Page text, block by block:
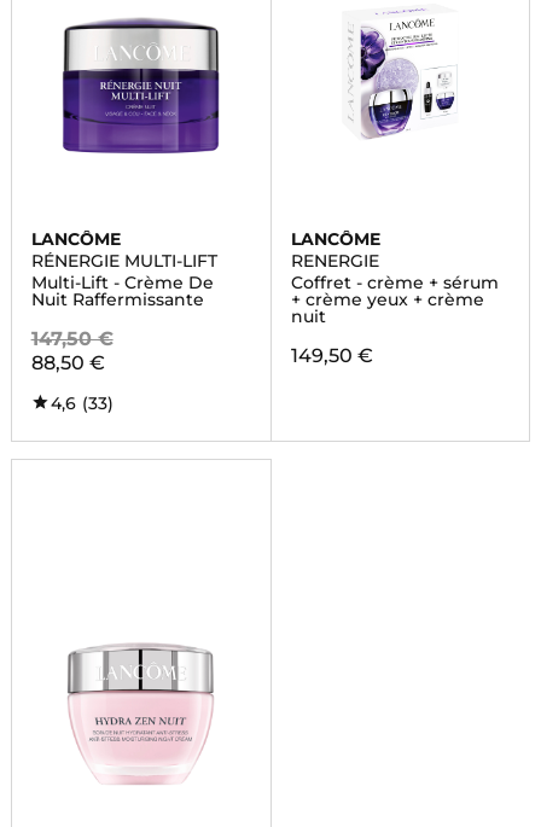
LANCÔME
RÉNERGIE MULTI-LIFT
Multi-Lift - Crème De
Nuit Raffermissante
147,50 €
88,50 €
4,6 (33)
LANCÔME
RENERGIE
Coffret - crème + sérum
+ crème yeux + crème
nuit
149,50 €